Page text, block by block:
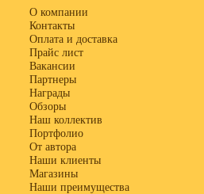
О компании
Контакты
Оплата и доставка
Прайс лист
Вакансии
Партнеры
Награды
Обзоры
Наш коллектив
Портфолио
От автора
Наши клиенты
Магазины
Наши преимущества